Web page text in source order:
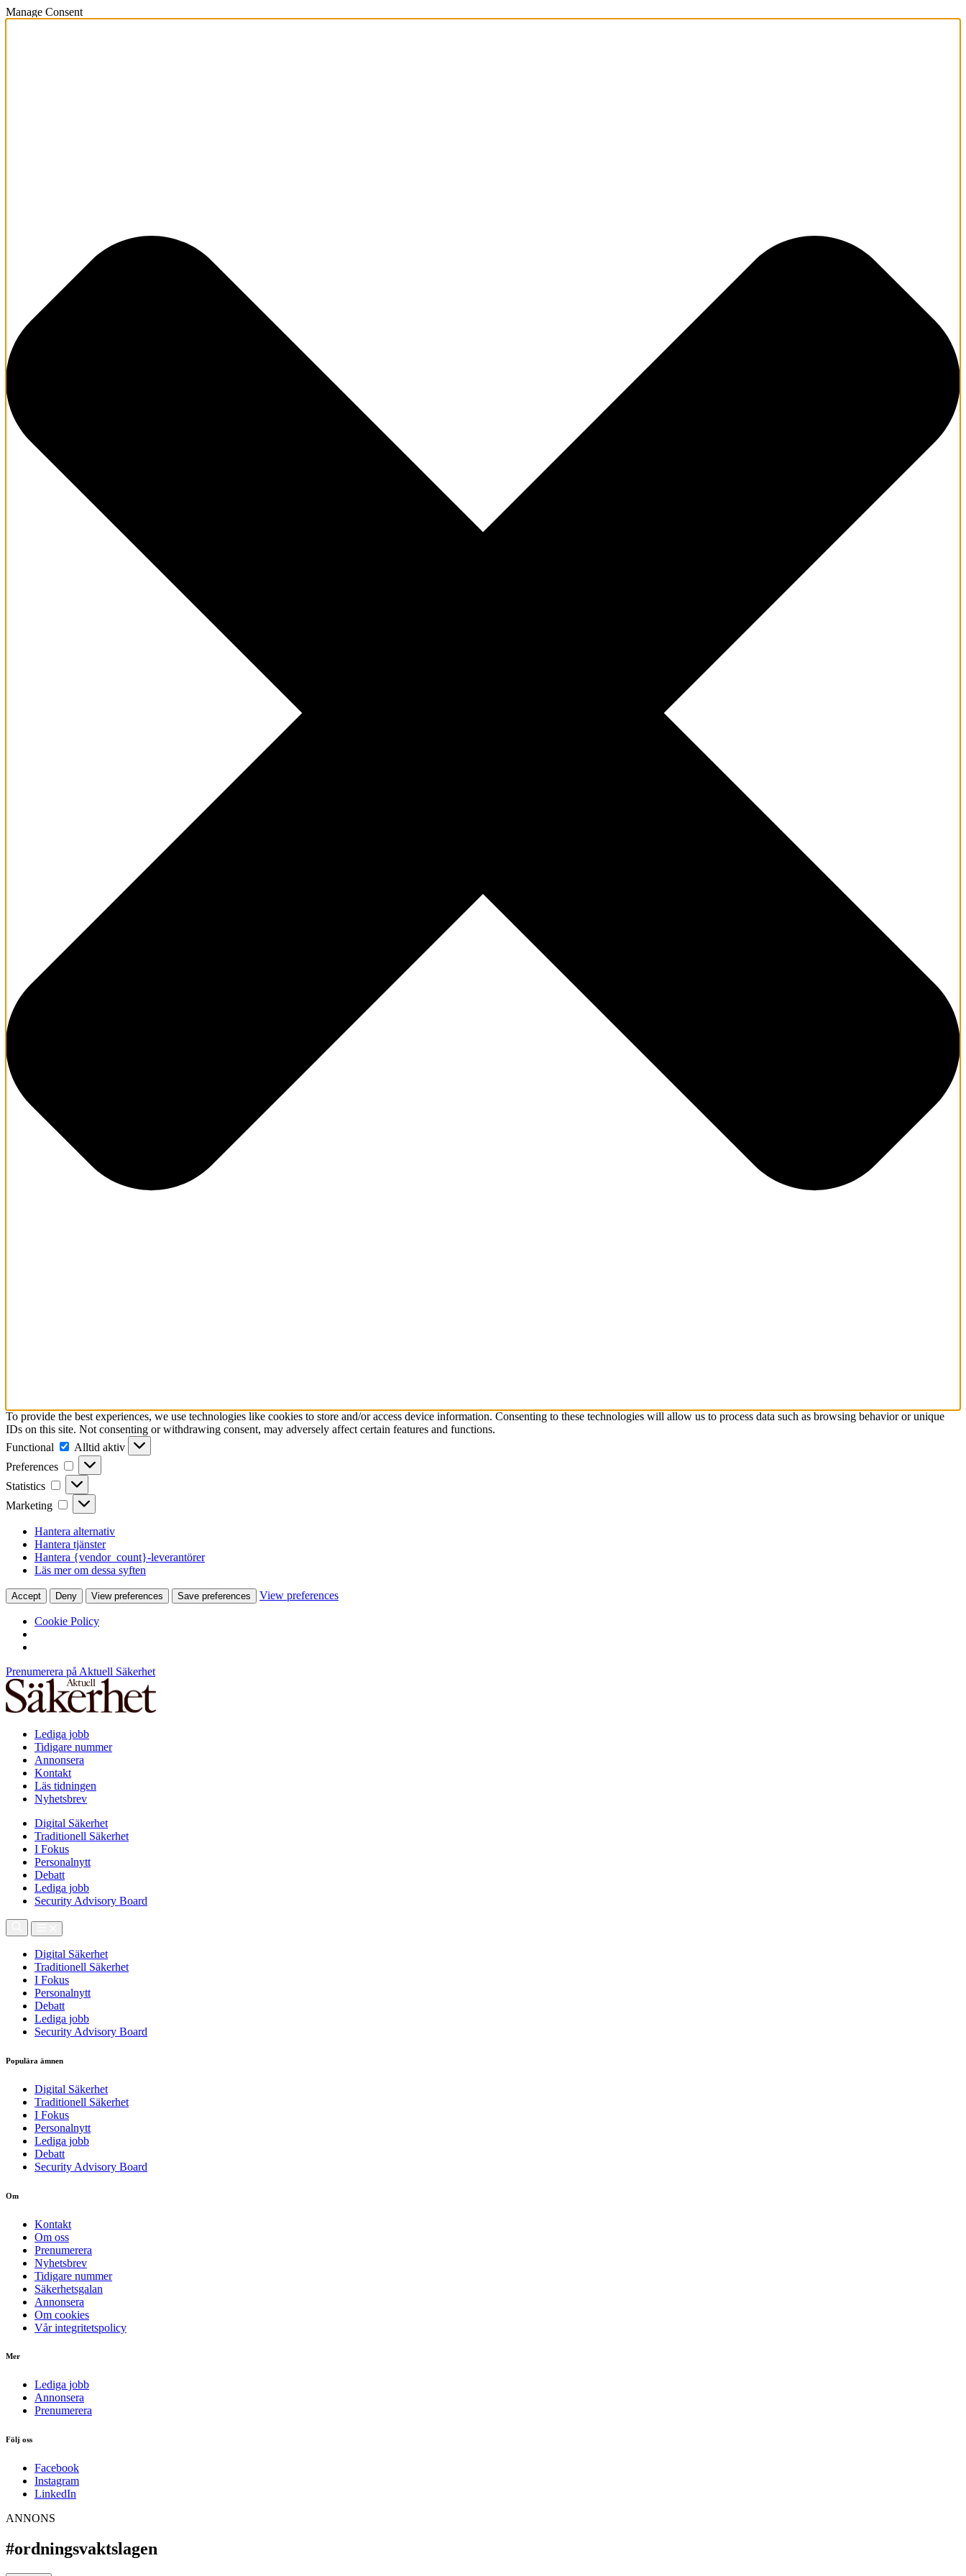
Manage Consent
To provide the best experiences, we use technologies like cookies to store and/or access device information. Consenting to these technologies will allow us to process data such as browsing behavior or unique
IDs on this site. Not consenting or withdrawing consent, may adversely affect certain features and functions.
Functional
Functional
Alltid aktiv
Preferences
Preferences
Statistics Statistics
Marketing Marketing
Hantera alternativ
Hantera tjänster
Hantera {vendor_count}-leverantörer
Läs mer om dessa syften
Accept Deny View preferences Save preferences View preferences
Cookie Policy
Prenumerera på Aktuell Säkerhet
Lediga jobb
Tidigare nummer
Annonsera
Kontakt
Läs tidningen
Nyhetsbrev
Digital Säkerhet
Traditionell Säkerhet
I Fokus
Personalnytt
Debatt
Lediga jobb
Security Advisory Board
Digital Säkerhet
Traditionell Säkerhet
I Fokus
Personalnytt
Debatt
Lediga jobb
Security Advisory Board
Populära ämnen
Digital Säkerhet
Traditionell Säkerhet
I Fokus
Personalnytt
Lediga jobb
Debatt
Security Advisory Board
Om
Kontakt
Om oss
Prenumerera
Nyhetsbrev
Tidigare nummer
Säkerhetsgalan
Annonsera
Om cookies
Vår integritetspolicy
Mer
Lediga jobb
Annonsera
Prenumerera
Följ oss
Facebook
Instagram
LinkedIn
ANNONS
#ordningsvaktslagen